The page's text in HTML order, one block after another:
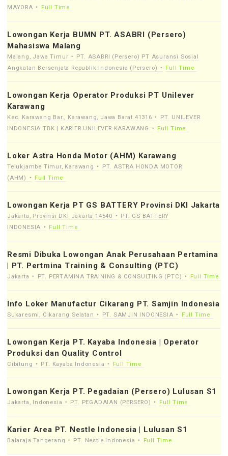
MAYORA
Full Time
Lowongan Kerja BUMN PT. ASABRI (Persero)
Mahasiswa Malang
Malang, Jawa Timur
PT. ASABRI (Persero) PT Asuransi Sosial
Angkatan Bersenjata Republik Indonesia (Persero)
Full Time
Lowongan Kerja Operator Produksi PT Unilever
Karawang
Kec. Karawang Bar., Karawang, Jawa Barat 41316
PT. UNILEVER
INDONESIA TBK | KARIER UNILEVER KARAWANG
Full Time
Loker Astra Honda Motor (AHM) Karawang
Telukjambe Timur, Karawang
PT. ASTRA HONDA MOTOR
(AHM)
Full Time
Lowongan Kerja PT GS BATTERY Provinsi DKI Jakarta
Jakarta, Provinsi DKI Jakarta 14540
PT. GS BATTERY
INDONESIA
Full Time
Resmi Dibuka Lowongan Anak Perusahaan Pertamina
| PT. Pertmina Training & Consulting (PTC)
Jakarta PT. PERTAMINA TRAINING & CONSULTING (PTC) Full Time
Info Loker Manufactur Cikarang PT. Samjin Indonesia
Sukaresmi, Cikarang Selatan PT. SAMJIN INDONESIA Full Time
Lowongan Kerja PT. Kayaba Indonesia | Operator
Produksi dan Quality Control
Cibitung PT. Kayaba Indonesia Full Time
Lowongan Kerja PT. Pegadaian (Persero) Lulusan S1
Jakarta, Indonesia PT. PEGADAIAN (PERSERO) Full Time
Karier Area PT. Nestle Indonesia | Lulusan S1
Balaraja Tangerang PT. Nestle Indonesia Full Time